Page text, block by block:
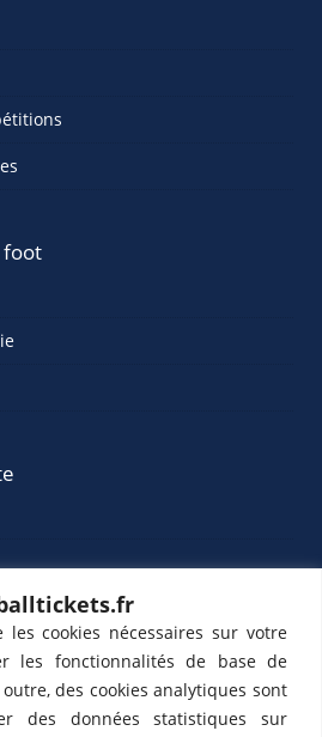
les cookies nécessaires sur votre
les fonctionnalités de base de
des cookies analytiques sont
des données statistiques sur
foot